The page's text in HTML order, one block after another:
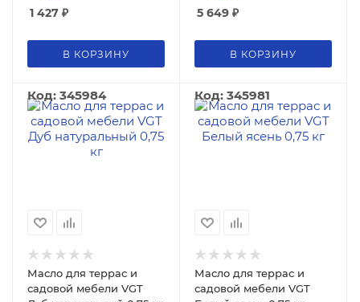
1 427 ₽
В КОРЗИНУ
5 649 ₽
В КОРЗИНУ
Код: 345984
Масло для террас и
садовой мебели VGT
Код: 345981
Масло для террас и
садовой мебели VGT